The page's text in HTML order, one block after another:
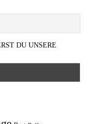
DU UNSERE